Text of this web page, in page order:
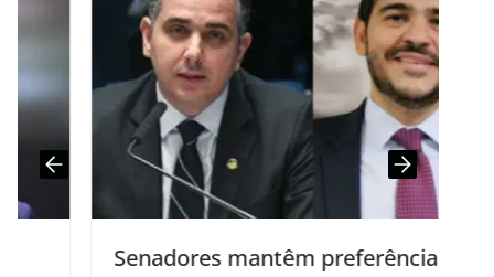
Senadores mantêm preferência por